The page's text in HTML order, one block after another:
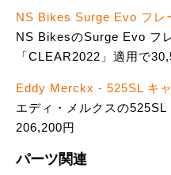
NS Bikes Surge Evo フレ
NS BikesのSurge Evo フ
「CLEAR2022」適用で
Eddy Merckx - 525SL キ
エディ・メルクスの
206,200円
パーツ関連